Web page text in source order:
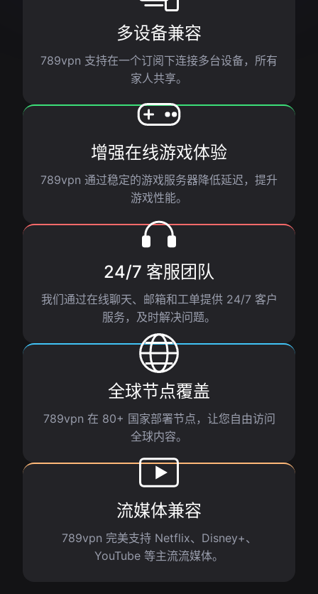
多设备兼容
789vpn 支持在一个订阅下连接多台设备，所有
家人共享。
增强在线游戏体验
789vpn 通过稳定的游戏服务器降低延迟，提升
游戏性能。
24/7 客服团队
我们通过在线聊天、邮箱和工单提供 24/7 客户
服务，及时解决问题。
全球节点覆盖
789vpn 在 80+ 国家部署节点，让您自由访问
全球内容。
流媒体兼容
789vpn 完美支持 Netflix、Disney+、
YouTube 等主流流媒体。